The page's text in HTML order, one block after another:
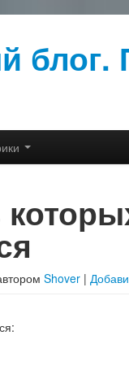
Shover |